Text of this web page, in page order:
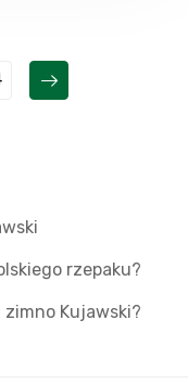
rzepaku?
Kujawski?